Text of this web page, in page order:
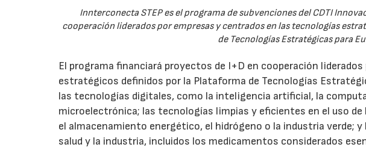
Innterconecta STEP es el programa de subvenciones del CDTI
cooperación liderados por empresas y centrados en las tecnologías
de Tecnologías Estratégicas para
El programa financiará proyectos de I+D en cooperación
estratégicos definidos por la Plataforma de Tecnologías
las tecnologías digitales, como la inteligencia artificial, la
microelectrónica; las tecnologías limpias y eficientes en el uso
el almacenamiento energético, el hidrógeno o la industria verde;
salud y la industria, incluidos los medicamentos considerados